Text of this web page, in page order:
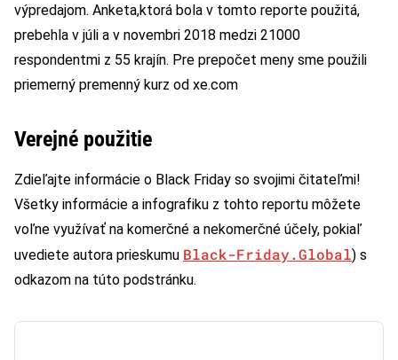
výpredajom. Anketa,ktorá bola v tomto reporte použitá,
prebehla v júli a v novembri 2018 medzi 21000
respondentmi z 55 krajín. Pre prepočet meny sme použili
priemerný premenný kurz od xe.com
Verejné použitie
Zdieľajte informácie o Black Friday so svojimi čitateľmi!
Všetky informácie a infografiku z tohto reportu môžete
voľne využívať na komerčné a nekomerčné účely, pokiaľ
uvediete autora prieskumu Black-Friday.Global) s
odkazom na túto podstránku.